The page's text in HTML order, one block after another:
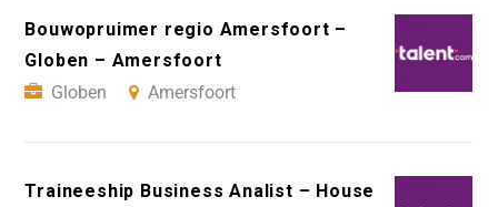
Bouwopruimer regio Amersfoort –
Globen – Amersfoort
Globen
Amersfoort
Traineeship Business Analist – House